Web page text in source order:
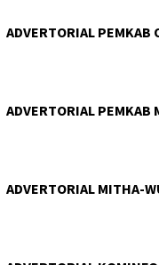
ADVERTORIAL PEMKAB
ADVERTORIAL PEMKAB
ADVERTORIAL MITHA-